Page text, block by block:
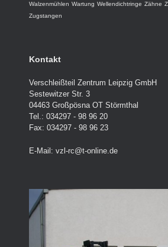
Walzenmühlen Wartung Wellendichtringe Zähne
Zugstangen
Kontakt
Verschleißteil Zentrum Leipzig GmbH
Sestewitzer Str. 3
04463 Großpösna OT Störmthal
Tel.: 034297 - 98 96 20
Fax: 034297 - 98 96 23
E-Mail: vzl-rc@t-online.de